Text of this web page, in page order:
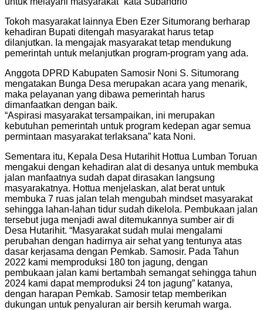
Tokoh masyarakat lainnya Eben Ezer Situmorang berharap
kehadiran Bupati ditengah masyarakat harus tetap
dilanjutkan. Ia mengajak masyarakat tetap mendukung
pemerintah untuk melanjutkan program-program yang ada.
Anggota DPRD Kabupaten Samosir Noni S. Situmorang
mengatakan Bunga Desa merupakan acara yang menarik,
maka pelayanan yang dibawa pemerintah harus
dimanfaatkan dengan baik.
“Aspirasi masyarakat tersampaikan, ini merupakan
kebutuhan pemerintah untuk program kedepan agar semua
permintaan masyarakat terlaksana” kata Noni.
Sementara itu, Kepala Desa Hutarihit Hottua Lumban Toruan
mengakui dengan kehadiran alat di desanya untuk membuka
jalan manfaatnya sudah dapat dirasakan langsung
masyarakatnya. Hottua menjelaskan, alat berat untuk
membuka 7 ruas jalan telah mengubah mindset masyarakat
sehingga lahan-lahan tidur sudah dikelola. Pembukaan jalan
tersebut juga menjadi awal ditemukannya sumber air di
Desa Hutarihit. “Masyarakat sudah mulai mengalami
perubahan dengan hadirnya air sehat yang tentunya atas
dasar kerjasama dengan Pemkab. Samosir. Pada Tahun
2022 kami memproduksi 180 ton jagung, dengan
pembukaan jalan kami bertambah semangat sehingga tahun
2024 kami dapat memproduksi 24 ton jagung” katanya,
dengan harapan Pemkab. Samosir tetap memberikan
dukungan untuk penyaluran air bersih kerumah warga.